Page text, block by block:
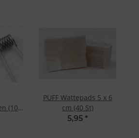
(10
PUFF Wattepads 5 x 6
cm (40 St)
5,95 *